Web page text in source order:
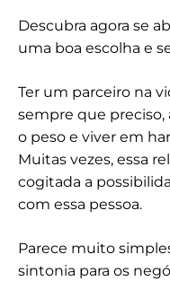
Descubra agora se
uma boa escolha e
Ter um parceiro na
sempre que
o peso e viver em
Muitas vezes, essa
cogitada a
com essa pessoa.
Parece muito
sintonia para os